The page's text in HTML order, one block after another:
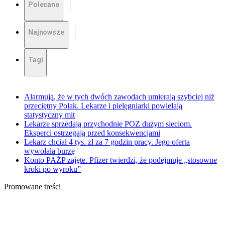
Polecane
Najnowsze
Tagi
Alarmują, że w tych dwóch zawodach umierają szybciej niż
przeciętny Polak. Lekarze i pielęgniarki powielają
statystyczny mit
Lekarze sprzedają przychodnie POZ dużym sieciom.
Eksperci ostrzegają przed konsekwencjami
Lekarz chciał 4 tys. zł za 7 godzin pracy. Jego oferta
wywołała burzę
Konto PAŻP zajęte. Pfizer twierdzi, że podejmuje „stosowne
kroki po wyroku”
Promowane treści